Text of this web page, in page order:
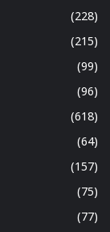
(228)
(215)
(99)
(96)
(618)
(64)
(157)
(75)
(77)